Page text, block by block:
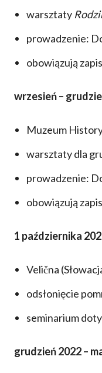
warsztaty
prowadzenie:
obowiązują
wrzesień –
Muzeum
warsztaty dla
prowadzenie:
obowiązują
1 października
Velična
odsłonięcie
seminarium
grudzień 2022 –